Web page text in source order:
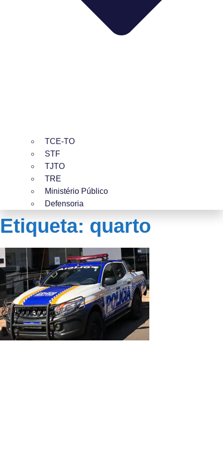
TCE-TO
STF
TJTO
TRE
Ministério Público
Defensoria
Etiqueta: quarto